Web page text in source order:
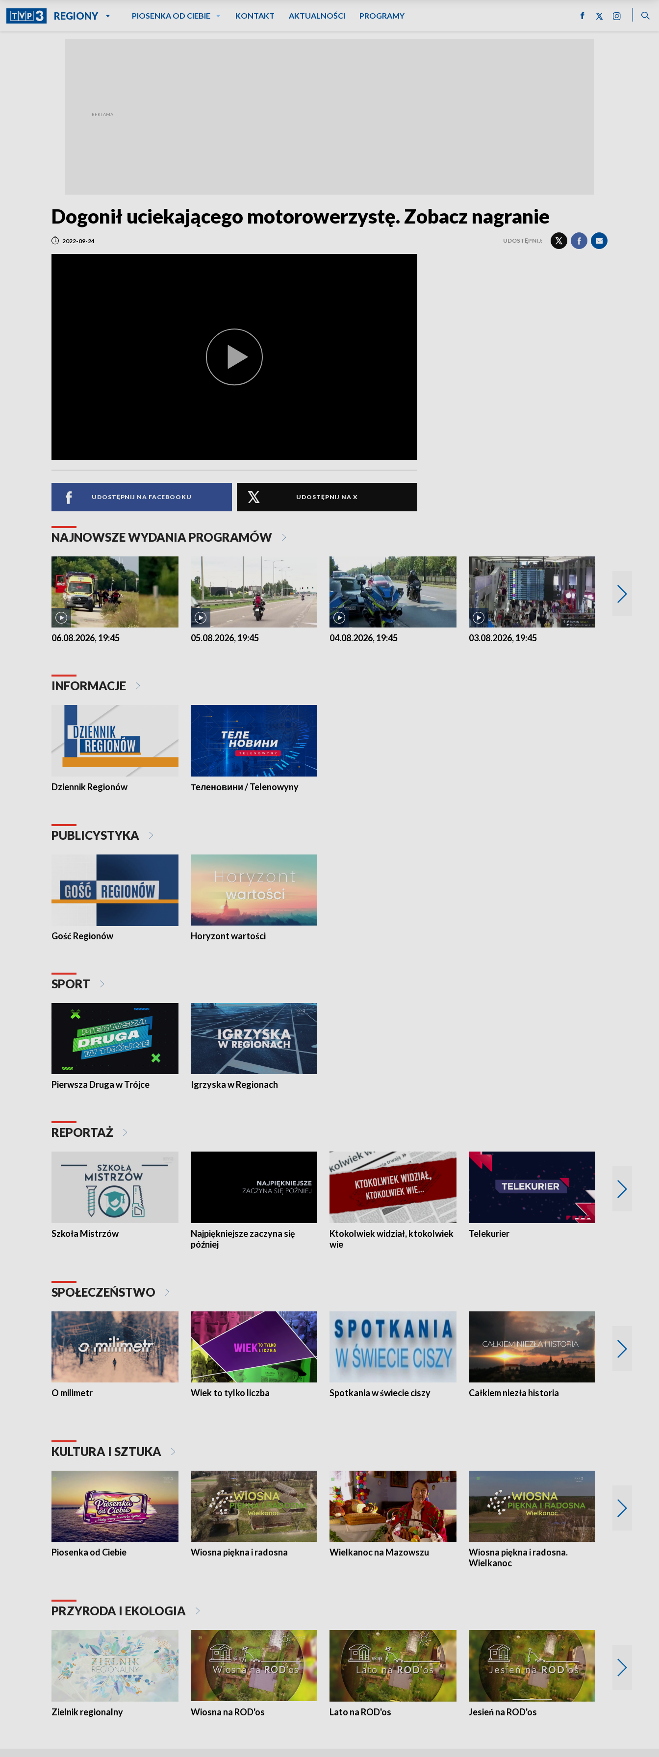
REGIONY PIOSENKA OD CIEBIE KONTAKT AKTUALNOŚCI PROGRAMY
Dogonił uciekającego motorowerzystę. Zobacz nagranie
2022-09-24 UDOSTĘPNIJ:
UDOSTĘPNIJ NA FACEBOOKU UDOSTĘPNIJ NA X
NAJNOWSZE WYDANIA PROGRAMÓW
06.08.2026, 19:45 05.08.2026, 19:45 04.08.2026, 19:45 03.08.2026, 19:45
INFORMACJE
Dziennik Regionów Теленовини / Telenowyny
PUBLICYSTYKA
Gość Regionów Horyzont wartości
SPORT
Pierwsza Druga w Trójce Igrzyska w Regionach
REPORTAŻ
Szkoła Mistrzów
Najpiękniejsze zaczyna się
później
Ktokolwiek widział, ktokolwiek
wie
Telekurier
SPOŁECZEŃSTWO
O milimetr Wiek to tylko liczba Spotkania w świecie ciszy Całkiem niezła historia
KULTURA I SZTUKA
Piosenka od Ciebie Wiosna piękna i radosna Wielkanoc na Mazowszu
Wiosna piękna i radosna.
Wielkanoc
PRZYRODA I EKOLOGIA
Zielnik regionalny Wiosna na ROD'os Lato na ROD'os Jesień na ROD'os